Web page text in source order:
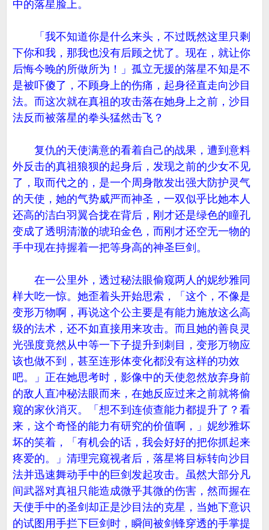
中的落星脸上。
「我不知道你是什么来头，不过既然这里只剩
下你和我，那我也没有后顾之忧了。现在，就让你
后悔今晚的所做所为！」孤立无援的落星不知是不
是被吓傻了，不顾身上的伤痛，起身径直走向沙目
法。而这次就在真祖的攻击落在她身上之前，沙目
法反而被落星的拳头猛然击飞？
复仇的天使满意的看着自己的战果，遭到意料
外反击的真祖狼狈的起身后，发现之前的少女不见
了，取而代之的，是一个周身散发出强大防护灵气
的天使，她的气势威严而神圣，一双似乎比她本人
还高的洁白羽翼合拢在背后，刚才还是绿色的瞳孔
变成了透明清澈的琥珀金色，而刚才还空无一物的
手中现在持握着一把等身高的神圣巨剑。
在一公里外，透过秘法眼偷窥两人的妮纱雅同
样大吃一惊。她歪着头开始思索，「这个，不像是
变形万物啊，再说这个公主要是有能力施放这么高
级的法术，还不如直接用来攻击。而且她的善良灵
光强度竟然从中等一下子提升到刺目，变形万物应
该也做不到，甚至连形体变化都没有这样的功效
吧。」正在她思考时，影像中的天使忽然放弃身前
的敌人直冲秘法眼而来，在她反应过来之前就将偷
窥的家伙消灭。「想不到连侦查能力都提升了？看
来，这个奇怪的能力有研究的价值啊，」妮纱雅坏
坏的笑着，「有机会的话，我会好好的把你抓起来
疼爱的。」清理完窥视者后，落星将目标转向沙目
法并迅速舞动手中的巨剑发起攻击。虽然大部分凡
间武器对真祖只能造成微乎其微的伤害，然而握在
天使手中的圣剑却正是沙目法的克星，当她下意识
的试图用手拦下巨剑时，瞬间被剑锋穿透的手掌提